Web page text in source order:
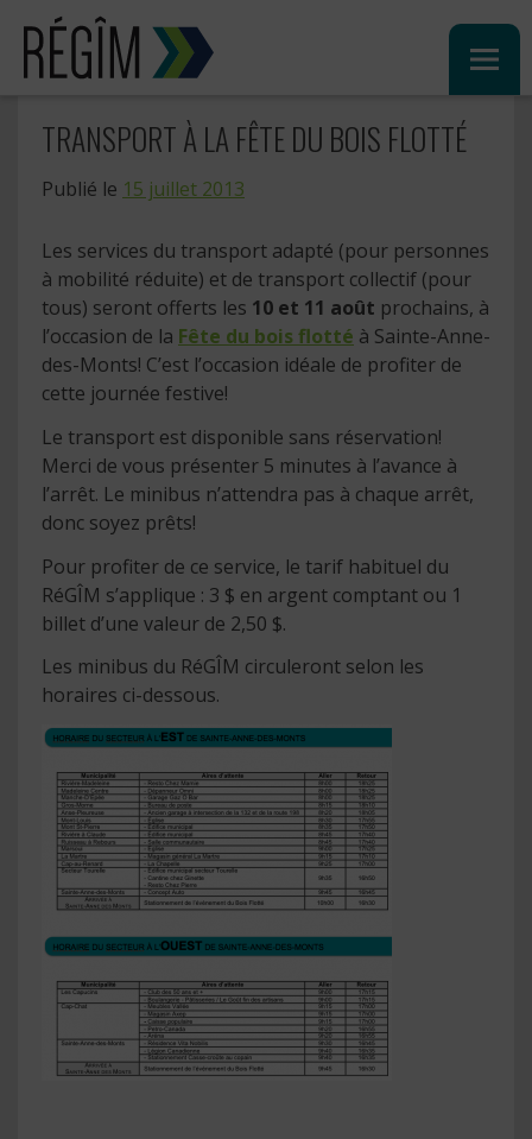
Sauter
contenu
TRANSPORT À LA FÊTE DU BOIS FLOTTÉ
Publié le 15 juillet 2013
Les services du transport adapté (pour personnes
à mobilité réduite) et de transport collectif (pour
tous) seront offerts les 10 et 11 août prochains, à
l’occasion de la Fête du bois flotté à Sainte-Anne-
des-Monts! C’est l’occasion idéale de profiter de
cette journée festive!
Le transport est disponible sans réservation!
Merci de vous présenter 5 minutes à l’avance à
l’arrêt. Le minibus n’attendra pas à chaque arrêt,
donc soyez prêts!
Pour profiter de ce service, le tarif habituel du
RéGÎM s’applique : 3 $ en argent comptant ou 1
billet d’une valeur de 2,50 $.
Les minibus du RéGÎM circuleront selon les
horaires ci-dessous.